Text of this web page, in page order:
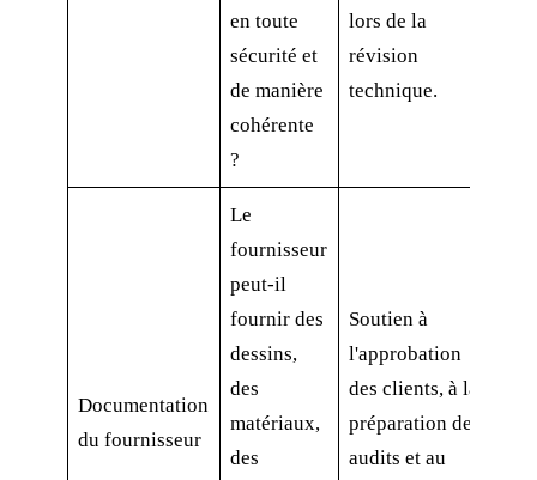
en toute
sécurité et
de manière
cohérente
?
lors de la
révision
technique.
Documentation
du fournisseur
Le
fournisseur
peut-il
fournir des
dessins,
des
matériaux,
des
Soutien à
l'approbation
des clients, à la
préparation des
audits et au